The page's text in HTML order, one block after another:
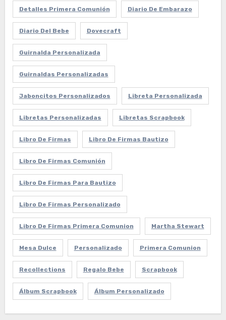
Detalles Primera Comunión Diario De Embarazo
Diario Del Bebe Dovecraft
Guirnalda Personalizada
Guirnaldas Personalizadas
Jaboncitos Personalizados Libreta Personalizada
Libretas Personalizadas Libretas Scrapbook
Libro De Firmas Libro De Firmas Bautizo
Libro De Firmas Comunión
Libro De Firmas Para Bautizo
Libro De Firmas Personalizado
Libro De Firmas Primera Comunion Martha Stewart
Mesa Dulce Personalizado Primera Comunion
Recollections Regalo Bebe Scrapbook
Álbum Scrapbook Álbum Personalizado